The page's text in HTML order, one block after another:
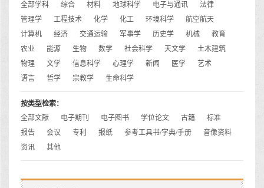
全部学科
综合 材料 地球科学 电子与通讯
法律
管理学
工程技术 化学 化工 环境科学
航空航天
计算机
经济 交通运输 军事学 历史学 机械
教育
农业
能源 生物 数学 社会科学 天文学
土木建筑
物理
文学 信息科学 心理学 新闻 医学
艺术
语言
哲学 宗教学 生命科学
按类型检索：
全部文献
电子期刊 电子图书 学位论文 古籍
标准
报告
会议 专利 报纸 参考工具书/字典/手册
音像资料
资讯
其他